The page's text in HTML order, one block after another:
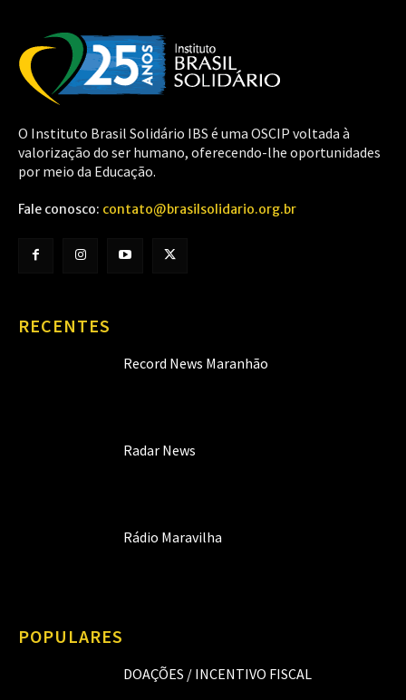
O Instituto Brasil Solidário IBS é uma OSCIP voltada à
valorização do ser humano, oferecendo-lhe oportunidades
por meio da Educação.
Fale conosco: contato@brasilsolidario.org.br
RECENTES
Record News Maranhão
Radar News
Rádio Maravilha
POPULARES
DOAÇÕES / INCENTIVO FISCAL